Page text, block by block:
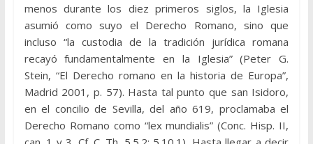
menos durante los diez primeros siglos, la Iglesia
asumió como suyo el Derecho Romano, sino que
incluso “la custodia de la tradición jurídica romana
recayó fundamentalmente en la Iglesia” (Peter G.
Stein, “El Derecho romano en la historia de Europa”,
Madrid 2001, p. 57). Hasta tal punto que san Isidoro,
en el concilio de Sevilla, del año 619, proclamaba el
Derecho Romano como “lex mundialis” (Conc. Hisp. II,